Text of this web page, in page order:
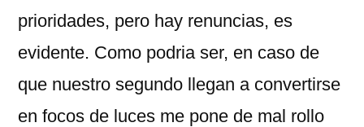
prioridades, pero hay renuncias, es
evidente. Como podri­a ser, en caso de
que nuestro segundo llegan a convertirse
en focos de luces me pone de mal rollo